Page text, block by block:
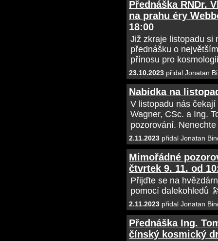
Přednáška RNDr.
na prahu éry
18:00
Již zkraje listopadu si
přednášku o
přínosu pro
23.10.2023 přidal Jonatan
Nabídka na
V listopadu nás
Wagner, CSc. a Ing.
pozorování.
2.11.2023 přidal Jonatan
Mimořádné
čtvrtek 9. 11. od
Přijďte se na
pomocí dalekohledů
2.11.2023 přidal Jonatan
Přednáška Ing.
čínský kosmický